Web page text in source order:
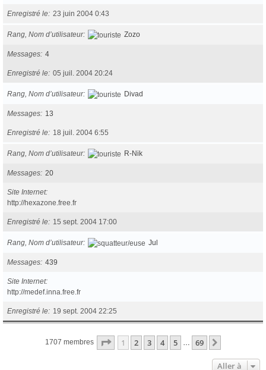
Enregistré le 23 juin 2004 0:43
Rang, Nom d’utilisateur Zozo
Messages 4
Enregistré le 05 juil. 2004 20:24
Rang, Nom d’utilisateur Divad
Messages 13
Enregistré le 18 juil. 2004 6:55
Rang, Nom d’utilisateur R-Nik
Messages 20
Site Internet
http://hexazone.free.fr
Enregistré le 15 sept. 2004 17:00
Rang, Nom d’utilisateur Jul
Messages 439
Site Internet
http://medef.inna.free.fr
Enregistré le 19 sept. 2004 22:25
1707 membres Page 1sur69
1 2 3 4 5 69
Aller à